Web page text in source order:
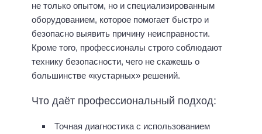
не только опытом, но и специализированным
оборудованием, которое помогает быстро и
безопасно выявить причину неисправности.
Кроме того, профессионалы строго соблюдают
технику безопасности, чего не скажешь о
большинстве «кустарных» решений.
Что даёт профессиональный подход:
Точная диагностика с использованием